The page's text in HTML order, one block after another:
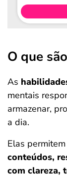
O que
As
mentais
armazenar,
a dia.
Elas
conteúdos,
com clareza,